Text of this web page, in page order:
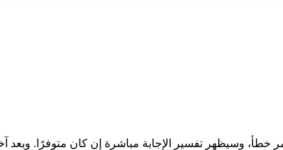
خطأ، وسيظهر تفسير الإجابة مباشرة إن كان متوفرًا. وبعد